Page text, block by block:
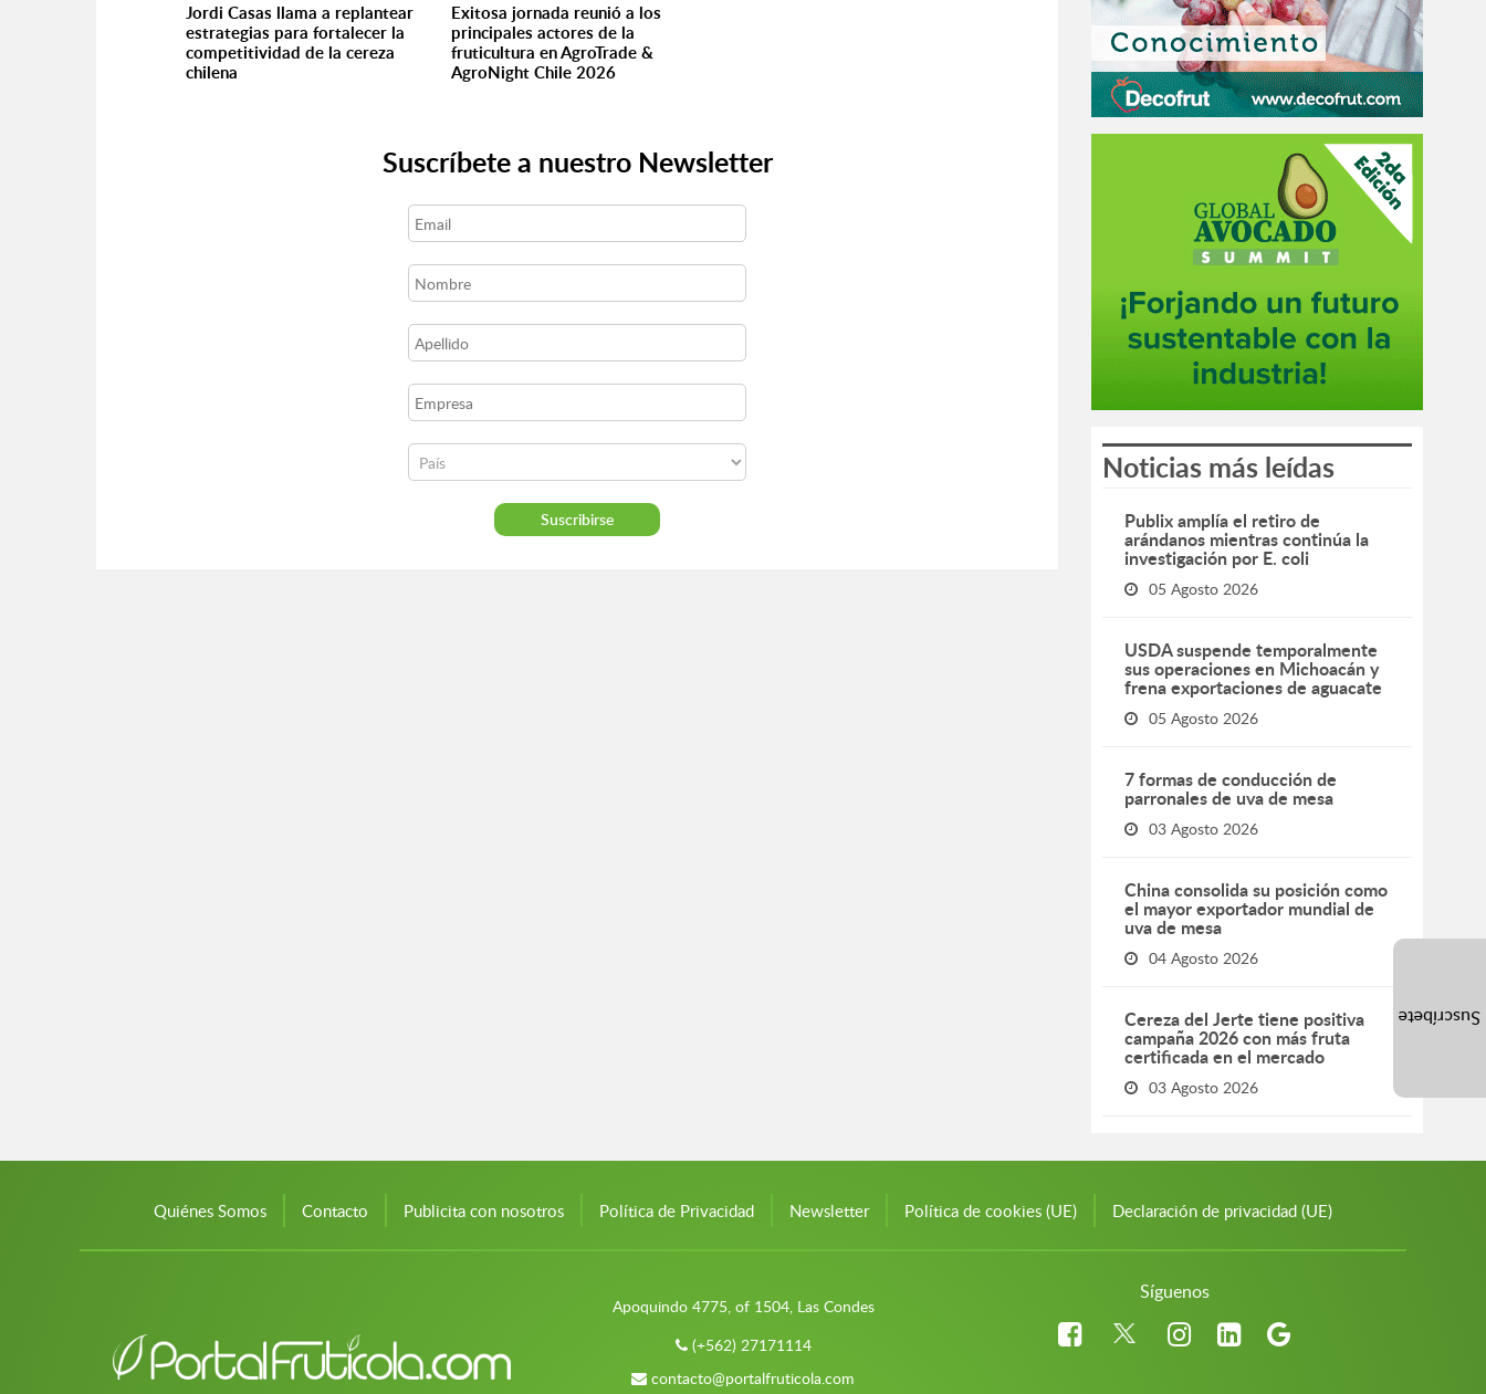
Jordi Casas llama a replantear
estrategias para fortalecer la
competitividad de la cereza
chilena
Exitosa jornada reunió a los
principales actores de la
fruticultura en AgroTrade &
AgroNight Chile 2026
Suscríbete a nuestro Newsletter
Noticias más leídas
Publix amplía el retiro de
arándanos mientras continúa la
investigación por E. coli
05 Agosto 2026
USDA suspende temporalmente
sus operaciones en Michoacán y
frena exportaciones de aguacate
05 Agosto 2026
7 formas de conducción de
parronales de uva de mesa
03 Agosto 2026
China consolida su posición como
el mayor exportador mundial de
uva de mesa
04 Agosto 2026
Cereza del Jerte tiene positiva
campaña 2026 con más fruta
certificada en el mercado
03 Agosto 2026
Quiénes Somos Contacto Publicita con nosotros Política de Privacidad Newsletter Política de cookies (UE) Declaración de privacidad (UE)
Apoquindo 4775, of 1504, Las Condes
(+562) 27171114
contacto@portalfruticola.com
Síguenos
Suscríbete